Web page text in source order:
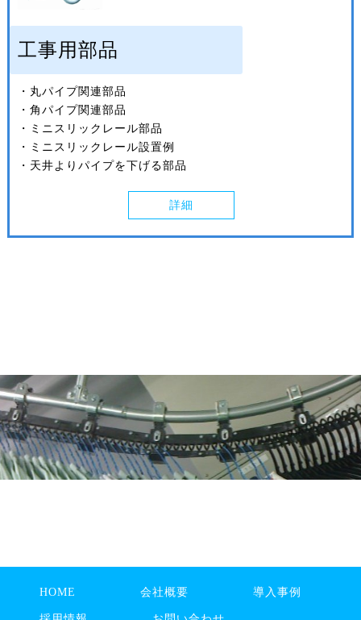
工事用部品
・丸パイプ関連部品
・角パイプ関連部品
・ミニスリックレール部品
・ミニスリックレール設置例
・天井よりパイプを下げる部品
詳細
HOME 会社概要 導入事例